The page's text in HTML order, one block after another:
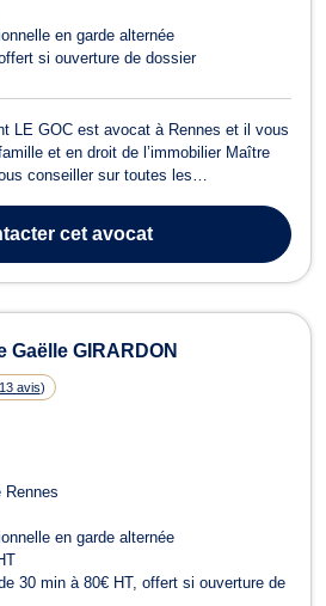
en garde alternée
si ouverture de dossier
LE GOC est avocat à Rennes et il vous
et en droit de l’immobilier Maître
conseiller sur toutes les
et de divorce. En plus de vous
cet avocat
Gaëlle GIRARDON
avis)
Rennes
en garde alternée
30 min à 80€ HT, offert si ouverture de